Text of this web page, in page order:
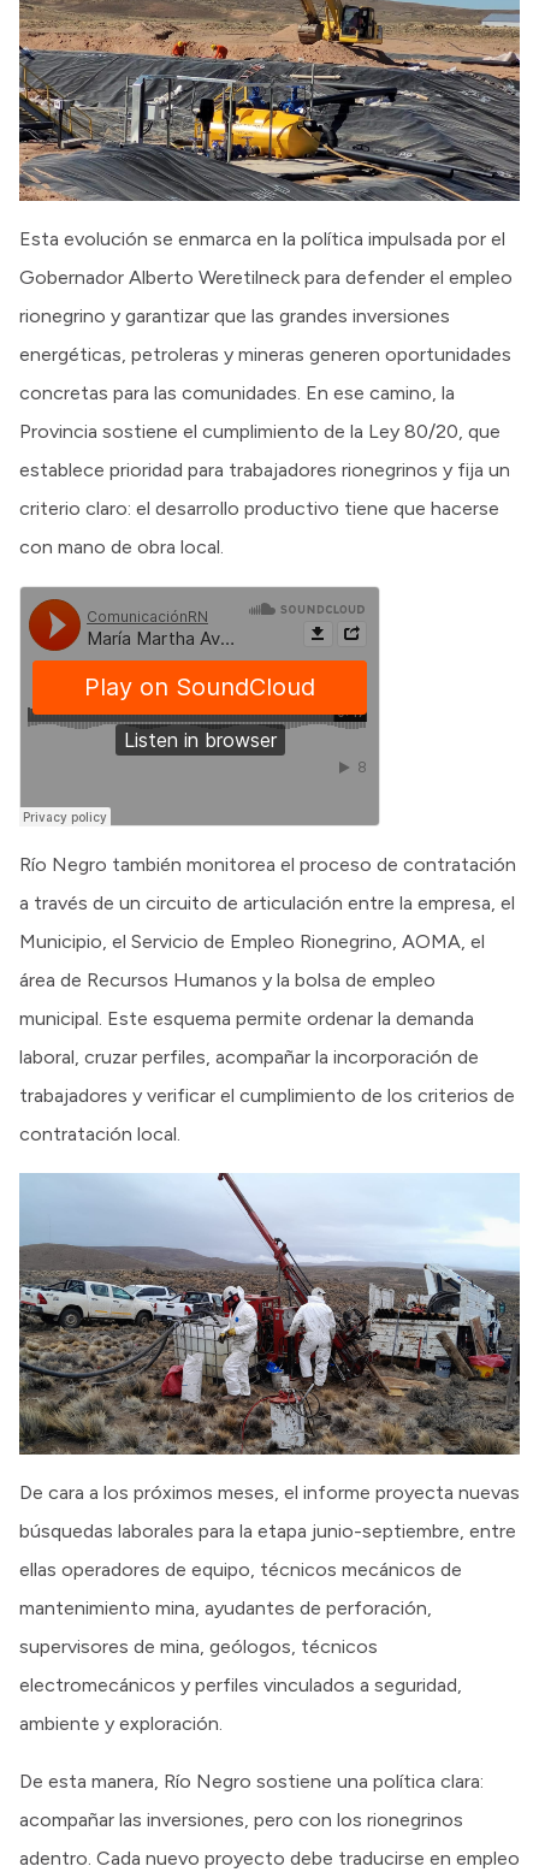
Esta evolución se enmarca en la política impulsada por el
Gobernador Alberto Weretilneck para defender el empleo
rionegrino y garantizar que las grandes inversiones
energéticas, petroleras y mineras generen oportunidades
concretas para las comunidades. En ese camino, la
Provincia sostiene el cumplimiento de la Ley 80/20, que
establece prioridad para trabajadores rionegrinos y fija un
criterio claro: el desarrollo productivo tiene que hacerse
con mano de obra local.
Río Negro también monitorea el proceso de contratación
a través de un circuito de articulación entre la empresa, el
Municipio, el Servicio de Empleo Rionegrino, AOMA, el
área de Recursos Humanos y la bolsa de empleo
municipal. Este esquema permite ordenar la demanda
laboral, cruzar perfiles, acompañar la incorporación de
trabajadores y verificar el cumplimiento de los criterios de
contratación local.
De cara a los próximos meses, el informe proyecta nuevas
búsquedas laborales para la etapa junio-septiembre, entre
ellas operadores de equipo, técnicos mecánicos de
mantenimiento mina, ayudantes de perforación,
supervisores de mina, geólogos, técnicos
electromecánicos y perfiles vinculados a seguridad,
ambiente y exploración.
De esta manera, Río Negro sostiene una política clara:
acompañar las inversiones, pero con los rionegrinos
adentro. Cada nuevo proyecto debe traducirse en empleo